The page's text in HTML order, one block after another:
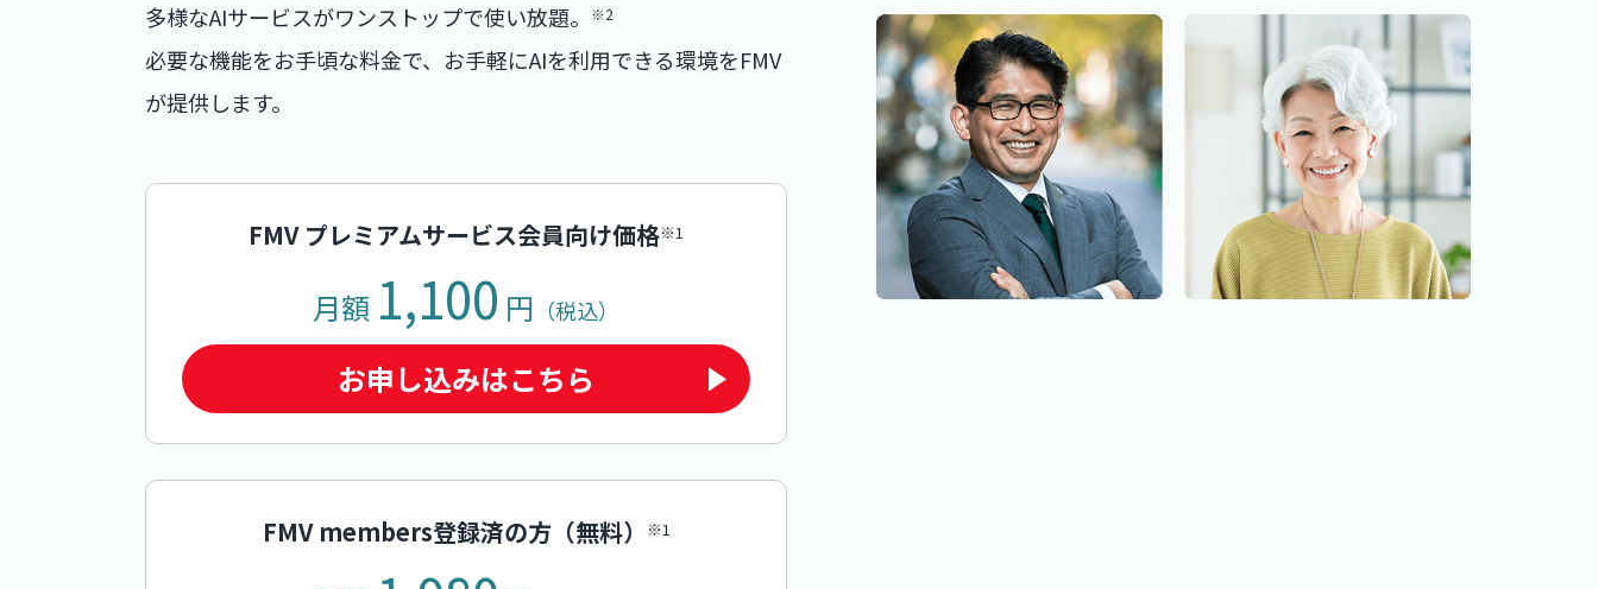
多様なAIサービスがワンストップで使い放題。
※2
必要な機能をお手頃な料金で、お手軽にAIを利用できる環境をFMV
が提供します。
FMV プレミアムサービス会員向け価格※1
月額 1,100 円 （税込）
お申し込みはこちら
FMV members登録済の方（無料） ※1